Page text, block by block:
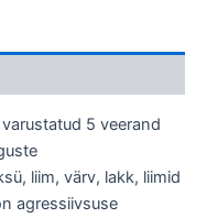
5 veerand
liim, värv, lakk, liimid
agressiivsuse